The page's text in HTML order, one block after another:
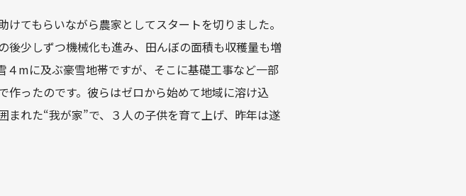
てもらいながら農家としてスタートを切りました。
少しずつ機械化も進み、田んぼの面積も収穫量も増
mに及ぶ豪雪地帯ですが、そこに基礎工事など一部
ったのです。彼らはゼロから始めて地域に溶け込
れた“我が家”で、３人の子供を育て上げ、昨年は遂